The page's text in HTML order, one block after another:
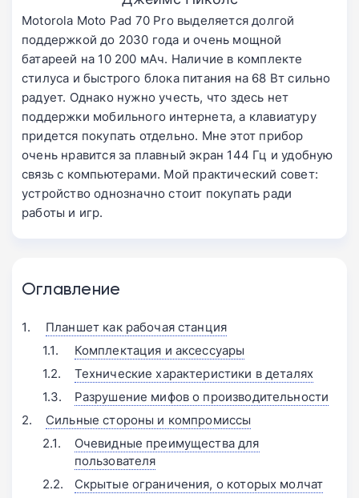
Motorola Moto Pad 70 Pro выделяется долгой
поддержкой до 2030 года и очень мощной
батареей на 10 200 мАч. Наличие в комплекте
стилуса и быстрого блока питания на 68 Вт сильно
радует. Однако нужно учесть, что здесь нет
поддержки мобильного интернета, а клавиатуру
придется покупать отдельно. Мне этот прибор
очень нравится за плавный экран 144 Гц и удобную
связь с компьютерами. Мой практический совет:
устройство однозначно стоит покупать ради
работы и игр.
Оглавление
Планшет как рабочая станция
Комплектация и аксессуары
Технические характеристики в деталях
Разрушение мифов о производительности
Сильные стороны и компромиссы
Очевидные преимущества для
пользователя
Скрытые ограничения, о которых молчат